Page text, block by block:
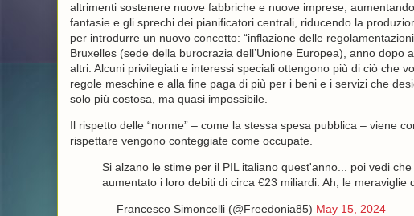
altrimenti sostenere nuove fabbriche e nuove imprese,
fantasie e gli sprechi dei pianificatori centrali, riducendo la
per introdurre un nuovo concetto: “inflazione delle
Bruxelles (sede della burocrazia dell’Unione Europea), anno
altri. Alcuni privilegiati e interessi speciali ottengono più di ciò che
regole meschine e alla fine paga di più per i beni e i servizi che
solo più costosa, ma quasi impossibile.
Il rispetto delle “norme” – come la stessa spesa pubblica – viene
rispettare vengono conteggiate come occupate.
Si alzano le stime per il PIL italiano quest'anno... poi vedi
aumentato i loro debiti di circa €23 miliardi. Ah, le meraviglie
— Francesco Simoncelli (@Freedonia85) May 15, 2024